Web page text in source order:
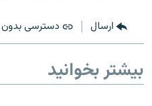
ارسال دسترسی
بیشتر بخوانید